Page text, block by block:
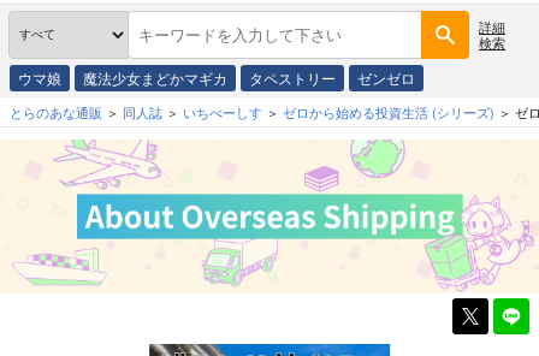
詳細
検索
ウマ娘 魔法少女まどかマギカ タペストリー ゼンゼロ
とらのあな通販 同人誌 いちべーしす ゼロから始める投資生活 (シリーズ) ゼ